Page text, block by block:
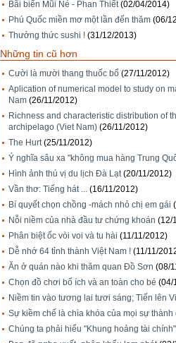
Bãi biển Mũi Né - Phan Thiết (02/04/2014)
Phú Quốc miền mơ một lần đến thăm (06/
Thưởng thức sushi ! (31/12/2013)
Những tin cũ hơn
Cười là mười thang thuốc bổ (27/11/2012)
Aplication of numerical model to study on
Nam (26/11/2012)
Richness and characteristic distribution of
archipelago (Viet Nam) (26/11/2012)
The Hurt (25/11/2012)
Ý nghĩa sâu xa "không mua hàng Trung
Hình ảnh thú vị du lịch Đà Lạt (20/11/2012)
Vần thơ: Tiếng hát ... (16/11/2012)
Bí quyết chọn chồng -mách nhỏ chị em gái
Nỗi niềm của nhà đầu tư chứng khoán (12/
Phân biệt ốc vòi voi và tu hài (11/11/2012)
Dễ nhớ 64 tỉnh thành Việt Nam ! (11/11/
Ăn ở quán nào khi thăm quan Đồ Sơn (08/
Chọn đồ chơi bổ ích và an toàn cho bé (04/
Niềm tin vào tương lai tươi sáng; Tiến lên
Sự kiềm chế là chìa khóa của mọi sự thành
Chúng ta phải hiểu "Khung hoảng tài